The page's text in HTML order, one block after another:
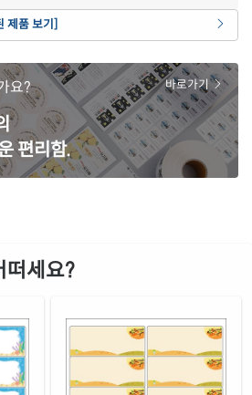
잉크젯, 레이저 겸용
잉크젯, 레이저 겸용
재질 설명
잉크젯, 레이저 겸용
재질 설명
잉크젯 전용
크젯
잉크젯 전용
재질 설명
품 보기]
요?
편리함.
바로가기
떠세요?